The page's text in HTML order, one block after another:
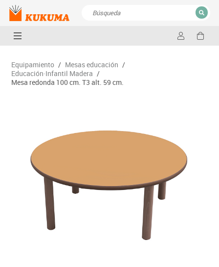
CERRAR
Equipamiento / Mesas educación /
Educación·Infantil Madera /
Mesa redonda 100 cm. T3 alt. 59 cm.